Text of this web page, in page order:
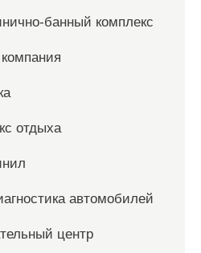
банный комплекс
отдыха
автомобилей
центр